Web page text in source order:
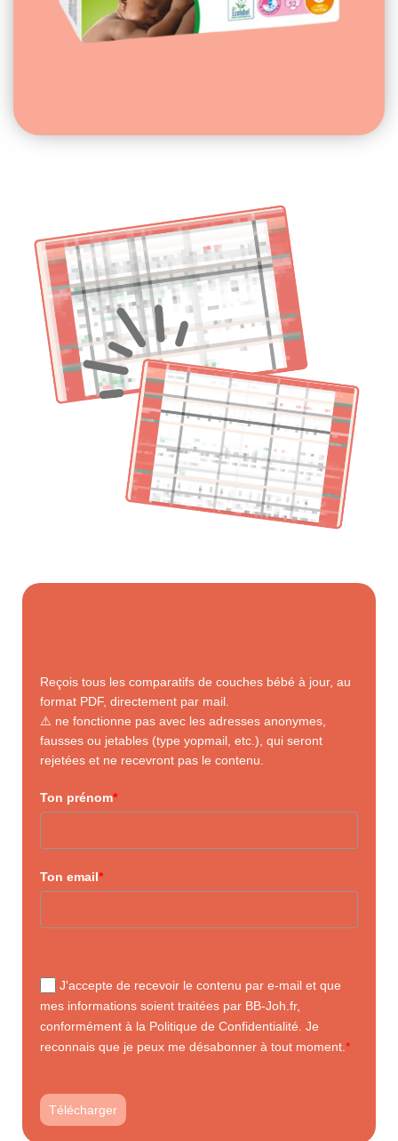
Reçois tous les comparatifs de couches bébé à jour, au
format PDF, directement par mail.
⚠️ ne fonctionne pas avec les adresses anonymes,
fausses ou jetables (type yopmail, etc.), qui seront
rejetées et ne recevront pas le contenu.
Ton prénom*
Ton email*
J'accepte de recevoir le contenu par e-mail et que
mes informations soient traitées par BB-Joh.fr,
conformément à la Politique de Confidentialité. Je
reconnais que je peux me désabonner à tout moment.*
Télécharger